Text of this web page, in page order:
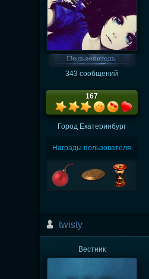
343 сообщений
167
Город Екатеринбург
Награды пользователя
twisty
Вестник